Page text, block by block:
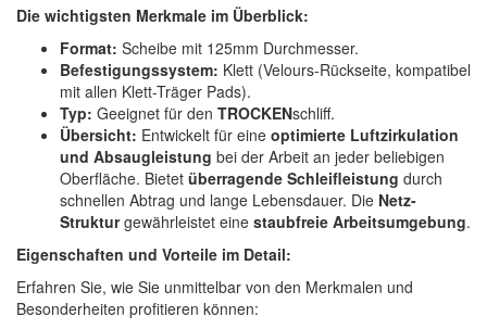
(4)
Troton
(2)
Wibeco
(1)
ZVG
Die wichtigsten Merkmale im Überblick:
Format: Scheibe mit 125mm Durchmesser.
Befestigungssystem: Klett (Velours-Rückseite, kompatibel
mit allen Klett-Träger Pads).
Typ: Geeignet für den TROCKENschliff.
Übersicht: Entwickelt für eine optimierte Luftzirkulation
und Absaugleistung bei der Arbeit an jeder beliebigen
Oberfläche. Bietet überragende Schleifleistung durch
schnellen Abtrag und lange Lebensdauer. Die Netz-
Strukturgewährleistet eine staubfreie Arbeitsumgebung.
Eigenschaften und Vorteile im Detail:
Erfahren Sie, wie Sie unmittelbar von den Merkmalen und
Besonderheiten profitieren können: